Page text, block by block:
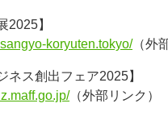
2025】
koryuten.tokyo/（外
ネス創出フェア2025】
（外部リンク）